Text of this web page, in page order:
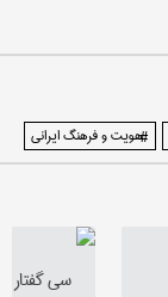
#هویت و فرهنگ ایرانی
سی گفتار